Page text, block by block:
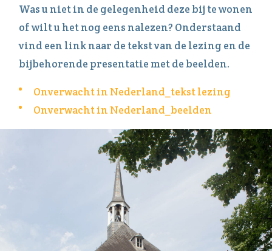
Was u niet in de gelegenheid deze bij te wonen
of wilt u het nog eens nalezen? Onderstaand
vind een link naar de tekst van de lezing en de
bijbehorende presentatie met de beelden.
Onverwacht in Nederland_tekst lezing
Onverwacht in Nederland_beelden